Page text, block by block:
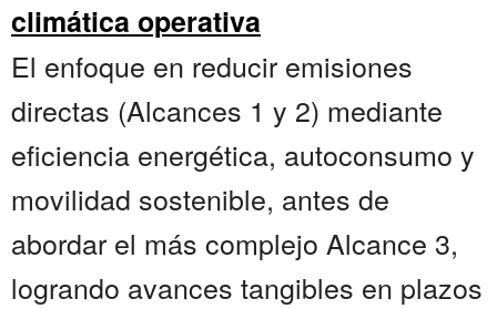
climática operativa
El enfoque en reducir emisiones
directas (Alcances 1 y 2) mediante
eficiencia energética, autoconsumo y
movilidad sostenible, antes de
abordar el más complejo Alcance 3,
logrando avances tangibles en plazos